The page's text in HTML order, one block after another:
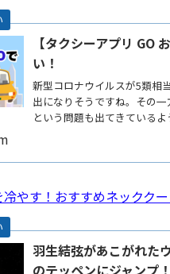
【タクシーアプリ GO
い！
新型コロナウイルスが5類相
出になりそうですね。その
という問題も出てきている
やす！おすすめネックク
羽生結弦があこがれた
のテッペンにジャンプ！